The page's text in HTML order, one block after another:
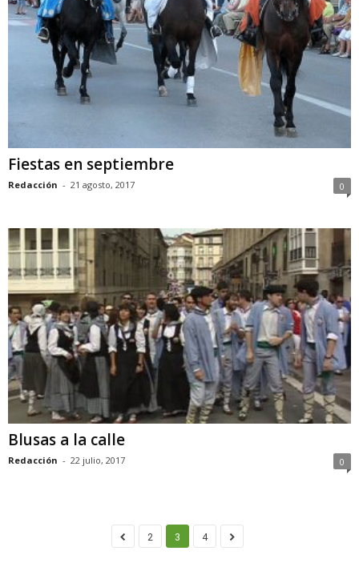
Fiestas en septiembre
Redacción - 21 agosto, 2017 0
Blusas a la calle
Redacción - 22 julio, 2017 0
2 3 4